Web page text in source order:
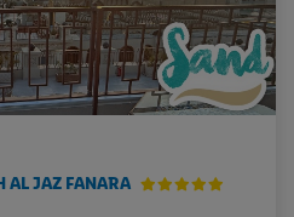
AL JAZ FANARA